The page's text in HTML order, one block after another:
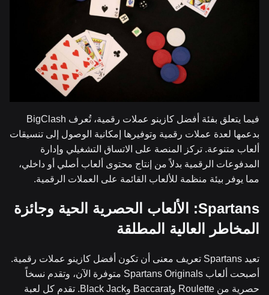
فيما يتعلق بفئة أفضل كازينو عملات رقمية، تُعرف BigClash
بدعمها لعدة عملات رقمية وتوفيرها إمكانية الوصول إلى تنسيقات
ألعاب متنوعة. تركز المنصة على الاتساق التشغيلي وإدارة
المدفوعات الرقمية بدلاً من إنتاج محتوى ألعاب أصلي أو داخلي،
مما يوفر بيئة منظمة للألعاب القائمة على العملات الرقمية.
Spartans: الألعاب الحصرية الحية وجائزة
المخاطر العالية المطلقة
تعيد Spartans تعريف معنى أن تكون أفضل كازينو عملات رقمية.
أصبحت ألعاب Spartans Originals متوفرة الآن، وتقدم نسخاً
حصرية من Roulette وBaccarat وBlack Jack. تقدم كل لعبة